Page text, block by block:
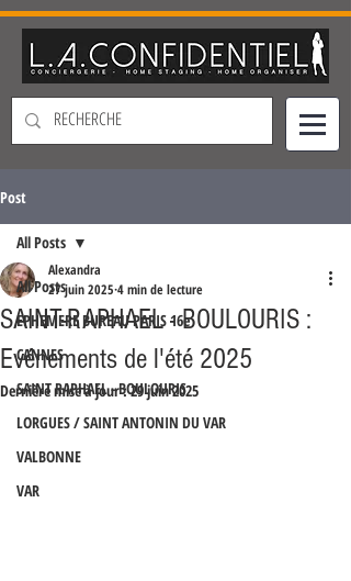
Post
All Posts
EPHEMERE BUREAU PARIS 16e
CANNES
SAINT RAPHAEL - BOULOURIS
LORGUES / SAINT ANTONIN DU VAR
VALBONNE
VAR
All Posts
SAINT-RAPHAEL - BOULOURIS :
Evénements de l'été 2025
Alexandra
27 juin 2025 4 min de lecture
Dernière mise à jour :29 juin 2025